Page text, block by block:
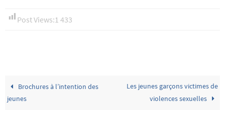
Post Views:1 433
Brochures à l’intention des
jeunes
Les jeunes garçons victimes de
violences sexuelles